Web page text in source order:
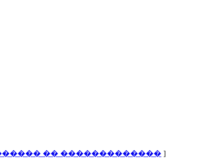
�� ������������� ]